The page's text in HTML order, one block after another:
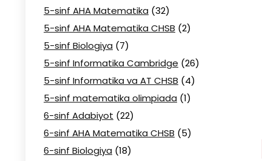
5-sinf AHA Matematika (32)
5-sinf AHA Matematika CHSB (2)
5-sinf Biologiya (7)
5-sinf Informatika Cambridge (26)
5-sinf Informatika va AT CHSB (4)
5-sinf matematika olimpiada (1)
6-sinf Adabiyot (22)
6-sinf AHA Matematika CHSB (5)
6-sinf Biologiya (18)